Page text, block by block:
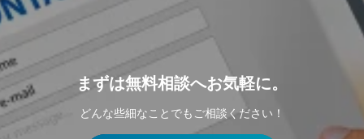
まずは無料相談へお気軽に。
どんな些細なことでもご相談ください！